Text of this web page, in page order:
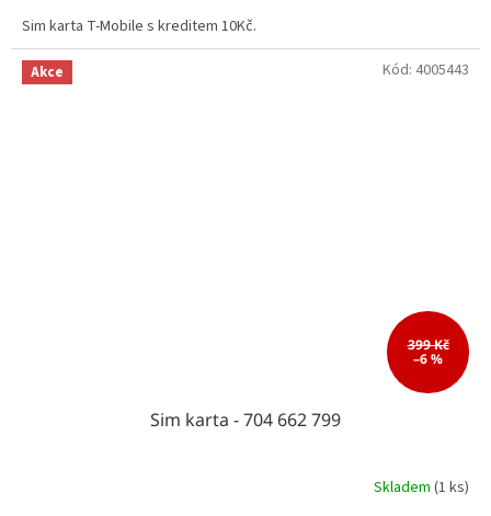
Sim karta T-Mobile s kreditem 10Kč.
Akce
399 Kč
–6 %
Sim karta - 704 662 799
Skladem (1 ks)
Kód: 4005443